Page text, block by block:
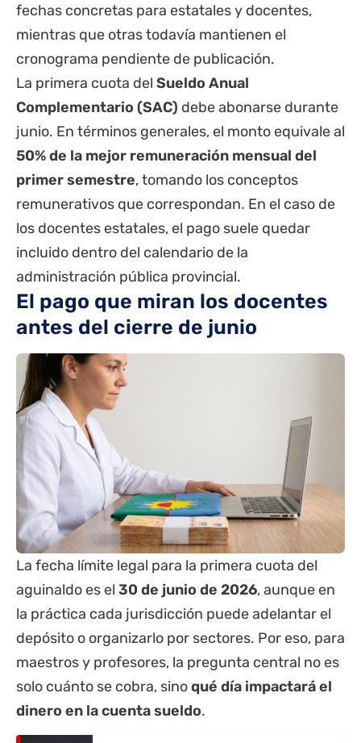
fechas concretas para estatalesy docentes,
mientras que otras todavía mantienen el
cronograma pendiente de publicación.
La primera cuota del Sueldo Anual
Complementario (SAC) debe abonarse durante
junio. En términos generales, el monto equivale al
50% de la mejor remuneración mensual del
primer semestre, tomando los conceptos
remunerativos que correspondan. En el caso de
los docentes estatales, el pago suele quedar
incluido dentro del calendario de la
administración pública provincial.
El pago que miran los docentes
antes del cierre de junio
La fecha límite legal para la primera cuota del
aguinaldo es el 30 de junio de 2026, aunque en
la práctica cada jurisdicción puede adelantar el
depósito o organizarlo por sectores. Por eso, para
maestros y profesores, la pregunta central no es
solo cuánto se cobra, sinoqué día impactará el
dinero en la cuenta sueldo.